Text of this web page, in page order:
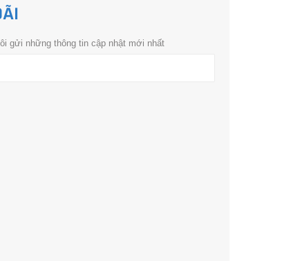
gửi những thông tin cập nhật mới nhất